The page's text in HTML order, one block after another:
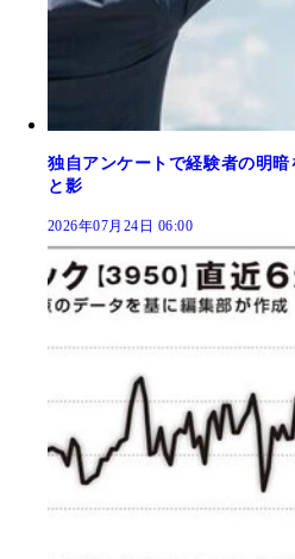
独自アンケートで経験者の明
と影
2026年07月24日 06:00